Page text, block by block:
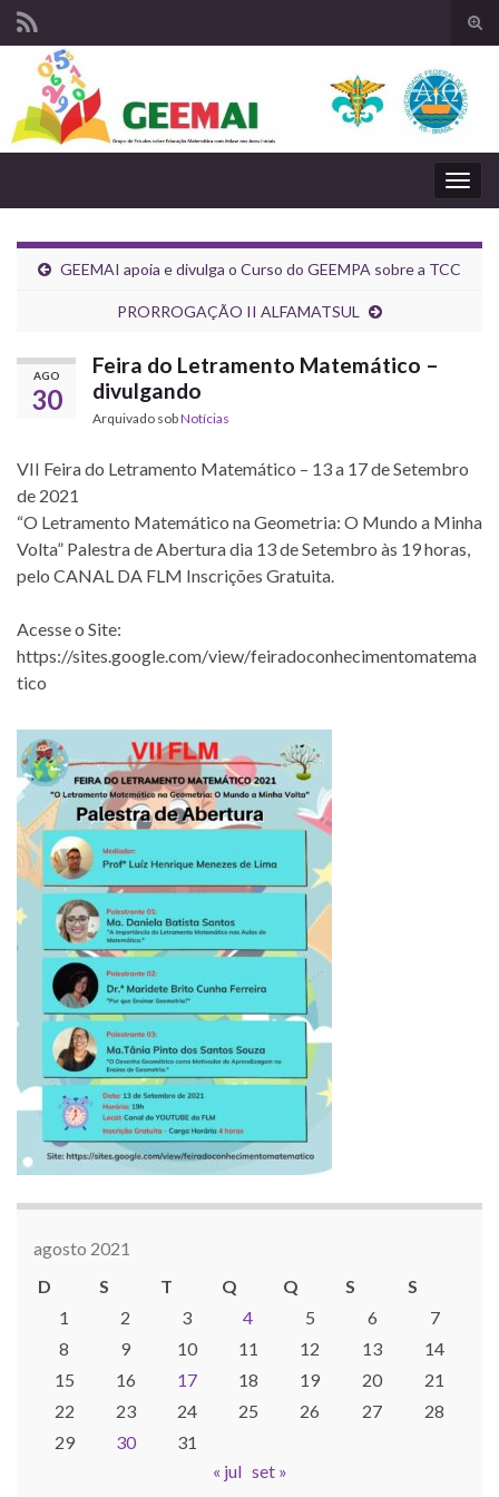
GEEMAI apoia e divulga o Curso do GEEMPA sobre a TCC
PRORROGAÇÃO II ALFAMATSUL
AGO
30
Feira do Letramento Matemático –
divulgando
Arquivado sobNotícias
VII Feira do Letramento Matemático – 13 a 17 de Setembro
de 2021
“O Letramento Matemático na Geometria: O Mundo a Minha
Volta” Palestra de Abertura dia 13 de Setembro às 19 horas,
pelo CANAL DA FLM Inscrições Gratuita.
Acesse o Site:
https://sites.google.com/view/feiradoconhecimentomatema
tico
agosto 2021
D
S T Q Q S
S
1
2 3 4 5 6
7
8
9 10 11 12 13
14
15
16 17 18 19 20
21
22
23 24 25 26 27
28
29
30
31
« jul set »